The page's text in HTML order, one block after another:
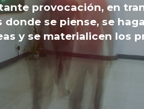
provocación, en
donde se piense, se
y se materialicen los